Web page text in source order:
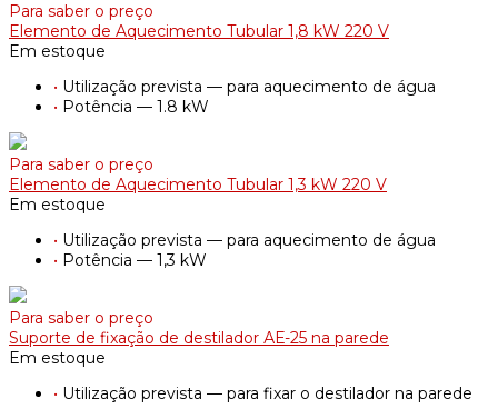
Para saber o preço
Elemento de Aquecimento Tubular 1,8 kW 220 V
Em estoque
• Utilização prevista — para aquecimento de água
• Potência — 1.8 kW
Para saber o preço
Elemento de Aquecimento Tubular 1,3 kW 220 V
Em estoque
• Utilização prevista — para aquecimento de água
• Potência — 1,3 kW
Para saber o preço
Suporte de fixação de destilador АЕ-25 na parede
Em estoque
• Utilização prevista — para fixar o destilador na parede